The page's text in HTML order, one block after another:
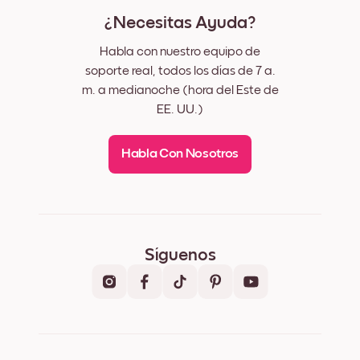
¿Necesitas Ayuda?
Habla con nuestro equipo de
soporte real, todos los días de 7 a.
m. a medianoche (hora del Este de
EE. UU.)
Habla Con Nosotros
Síguenos